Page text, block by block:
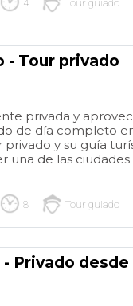
as possible because
- Tour privado
privada y
de día completo
y su guía
de las ciudades
8 Tour guiado
Privado desde